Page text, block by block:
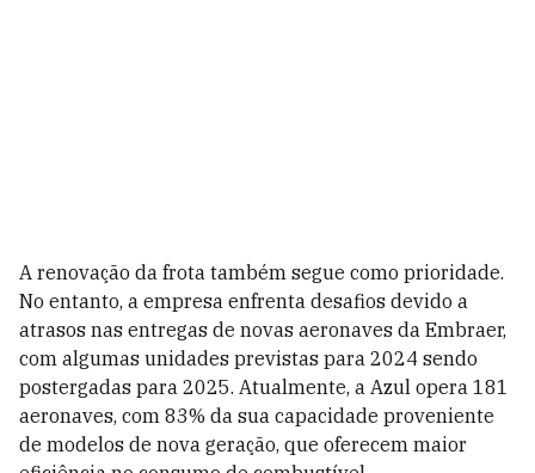
A renovação da frota também segue como prioridade.
No entanto, a empresa enfrenta desafios devido a
atrasos nas entregas de novas aeronaves da Embraer,
com algumas unidades previstas para 2024 sendo
postergadas para 2025. Atualmente, a Azul opera 181
aeronaves, com 83% da sua capacidade proveniente
de modelos de nova geração, que oferecem maior